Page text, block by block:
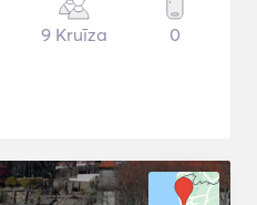
9 Kruīza 0